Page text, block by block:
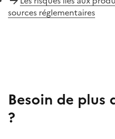
sources réglementaires
Besoin de
?